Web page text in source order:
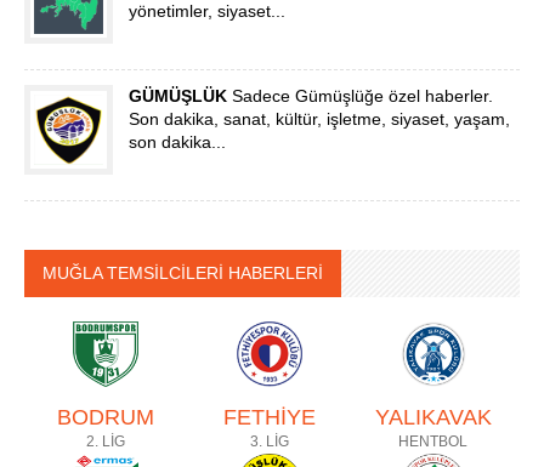
yönetimler, siyaset...
GÜMÜŞLÜK Sadece Gümüşlüğe özel haberler.
Son dakika, sanat, kültür, işletme, siyaset, yaşam,
son dakika...
MUĞLA TEMSİLCİLERİ HABERLERİ
BODRUM
2. LİG
FETHİYE
3. LİG
YALIKAVAK
HENTBOL